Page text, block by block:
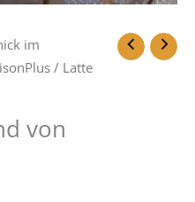
im
/ Latte
von